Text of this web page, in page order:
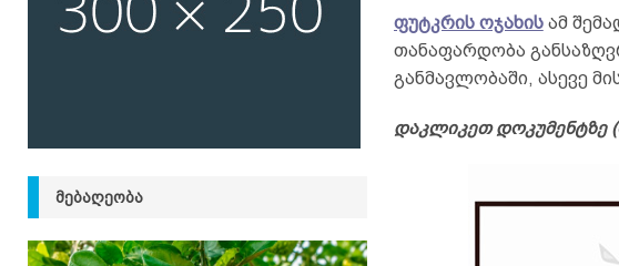
ფუტკრის ოჯახისამ
თანაფარდობა
განმავლობაში, ასევე
დაკლიკეთ დოკუმენტზე
ᲛᲔᲑᲐᲦᲔᲝᲑᲐ